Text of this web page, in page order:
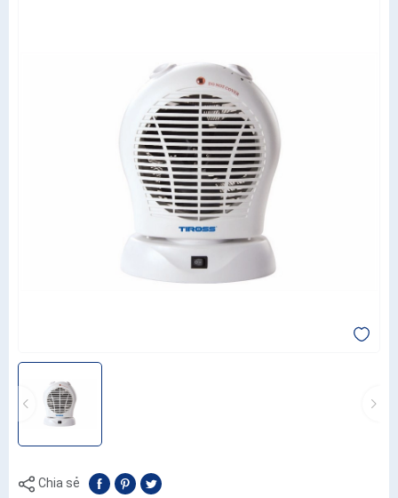
Chia sẻ